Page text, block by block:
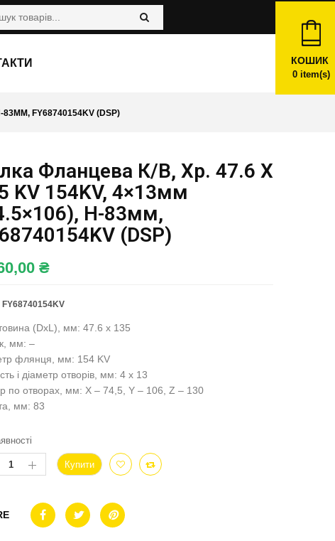
КОШИК
0item(s)
FY68740154KV (DSP)
Фланцева К/в, Хр. 47.6 X
KV 154KV, 4×13мм
H-83мм,
(DSP)
₴
FY68740154KV
(DxL), мм: 47.6 x 135
мм: –
флянця, мм: 154 KV
і діаметр отворів, мм: 4 x 13
по отворах, мм: X – 74,5, Y – 106, Z – 130
мм: 83
Купити